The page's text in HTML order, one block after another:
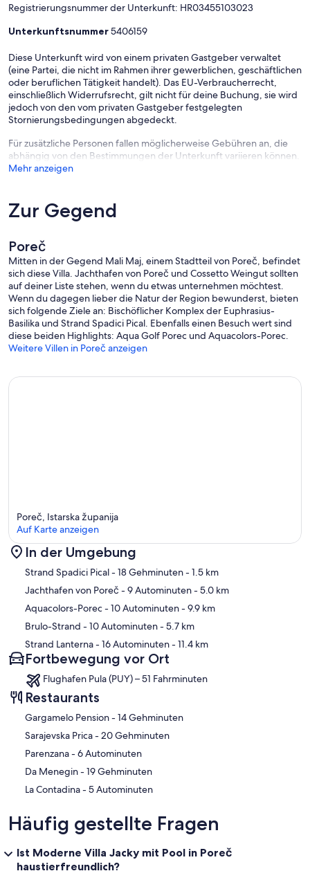
Registrierungsnummer der Unterkunft: HR03455103023
Unterkunftsnummer5406159
Diese Unterkunft wird von einem privaten Gastgeber verwaltet
(eine Partei, die nicht im Rahmen ihrer gewerblichen, geschäftlichen
oder beruflichen Tätigkeit handelt). Das EU-Verbraucherrecht,
einschließlich Widerrufsrecht, gilt nicht für deine Buchung, sie wird
jedoch von den vom privaten Gastgeber festgelegten
Stornierungsbedingungen abgedeckt.
Für zusätzliche Personen fallen möglicherweise Gebühren an, die
abhängig von den Bestimmungen der Unterkunft variieren können.
Mehr anzeigen
Zur Gegend
Poreč
Mitten in der Gegend Mali Maj, einem Stadtteil von Poreč, befindet
sich diese Villa. Jachthafen von Poreč und Cossetto Weingut sollten
auf deiner Liste stehen, wenn du etwas unternehmen möchtest.
Wenn du dagegen lieber die Natur der Region bewunderst, bieten
sich folgende Ziele an: Bischöflicher Komplex der Euphrasius-
Basilika und Strand Spadici Pical. Ebenfalls einen Besuch wert sind
diese beiden Highlights: Aqua Golf Porec und Aquacolors-Porec.
Weitere Villen in Poreč anzeigen
Karte
Poreč, Istarska županija
Auf Karte anzeigen
In der Umgebung
Strand Spadici Pical- 18 Gehminuten- 1.5 km
Jachthafen von Poreč - 9 Autominuten- 5.0 km
Aquacolors-Porec- 10 Autominuten- 9.9 km
Brulo-Strand - 10 Autominuten- 5.7 km
Strand Lanterna- 16 Autominuten- 11.4 km
Fortbewegung vor Ort
Flughafen Pula (PUY) – 51 Fahrminuten
Restaurants
‪Gargamelo Pension - ‬14 Gehminuten
‪Sarajevska Prica - ‬20 Gehminuten
‪Parenzana - ‬6 Autominuten
‪Da Menegin - ‬19 Gehminuten
‪La Contadina - ‬5 Autominuten
Häufig gestellte Fragen
Ist Moderne Villa Jacky mit Pool in Poreč
haustierfreundlich?